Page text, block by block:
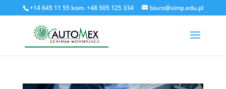
+14 645 11 55 kom. +48 505 125 334 biuro@simp.edu.pl